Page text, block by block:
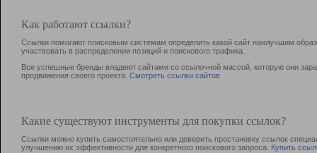
Как работают ссылки?
Ссылки помогают поисковым системам определить какой сайт наилучшим
участвовать в раcпределении позиций и поискового трафика.
Все успешные бренды владеют сайтами со ссылочной массой, которую они
продвижения своего проекта. Смотреть ссылки сайтов
Какие существуют инструменты для покупки ссылок?
Ссылки можно купить самостоятельно или доверить простановку ссылок
улучшению их эффективности для конкретного поискового запроса. Купить